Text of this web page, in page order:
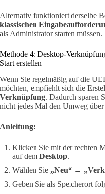
Alternativ funktioniert derselbe
klassischen
als Administrator starten müssen.
Methode 4: Desktop-
Start erstellen
Wenn Sie regelmäßig auf die
möchten, empfiehlt sich die
Verknüpfung. Dadurch sparen
nicht jedes Mal den Umweg
Anleitung:
Klicken Sie mit der rechten
auf dem Desktop.
Wählen Sie „Neu“ →
Geben Sie als Speicherort